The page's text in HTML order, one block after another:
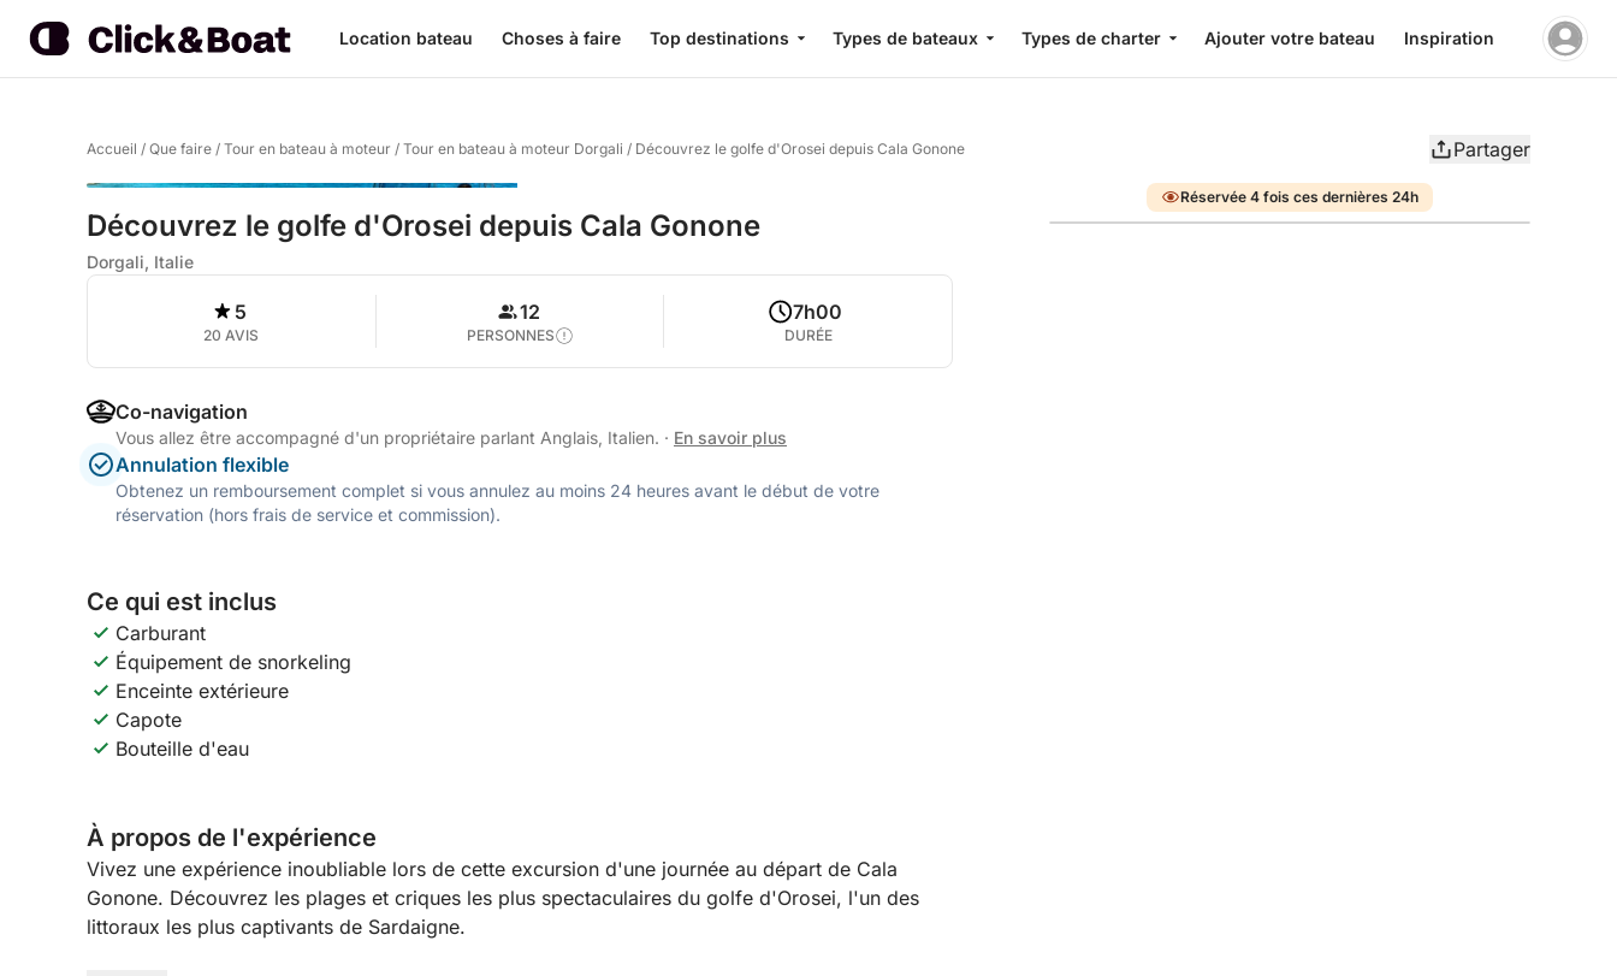
Location bateau Choses à faire Top destinations Types de bateaux Types de charter Ajouter votre bateau Inspiration
Accueil / Que faire / Tour en bateau à moteur / Tour en bateau à moteur Dorgali / Découvrez le golfe d'Orosei depuis Cala Gonone Partager
Découvrez le golfe d'Orosei depuis Cala Gonone
Dorgali, Italie
5
20 AVIS
12
PERSONNES
7h00
DURÉE
Co-navigation
Vous allez être accompagné d'un propriétaire parlant Anglais, Italien. · En savoir plus
Annulation flexible
Obtenez un remboursement complet si vous annulez au moins 24 heures avant le début de votre
réservation (hors frais de service et commission).
Ce qui est inclus
Carburant
Équipement de snorkeling
Enceinte extérieure
Capote
Bouteille d'eau
À propos de l'expérience
Vivez une expérience inoubliable lors de cette excursion d'une journée au départ de Cala
Gonone. Découvrez les plages et criques les plus spectaculaires du golfe d'Orosei, l'un des
littoraux les plus captivants de Sardaigne.
Réservée 4 fois ces dernières 24h